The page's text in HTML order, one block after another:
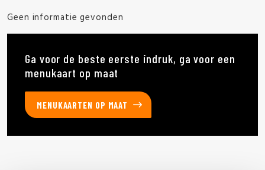
Geen informatie gevonden
Ga voor de beste eerste indruk, ga voor een
menukaart op maat
MENUKAARTEN OP MAAT